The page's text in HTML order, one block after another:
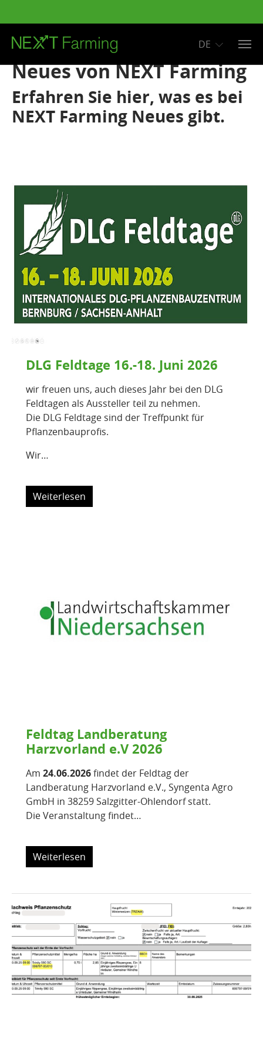
Zum Hauptinhalt springen DE
Neues von NEXT Farming
Erfahren Sie hier, was es bei
NEXT Farming Neues gibt.
DLG Feldtage 16.-18. Juni 2026
wir freuen uns, auch dieses Jahr bei den DLG
Feldtagen als Aussteller teil zu nehmen.
Die DLG Feldtage sind der Treffpunkt für
Pflanzenbauprofis.
Wir…
Weiterlesen
Feldtag Landberatung
Harzvorland e.V 2026
Am 24.06.2026findet der Feldtag der
Landberatung Harzvorland e.V., Syngenta Agro
GmbH in 38259 Salzgitter-Ohlendorf statt.
Die Veranstaltung findet…
Weiterlesen